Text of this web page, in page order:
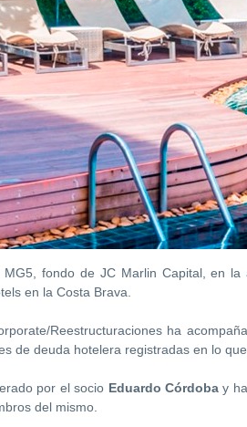
fondo de JC Marlin Capital, en
en la Costa Brava.
Reestructuraciones ha
de deuda hotelera registradas en lo
por el socio Eduardo Córdoba y
del mismo.